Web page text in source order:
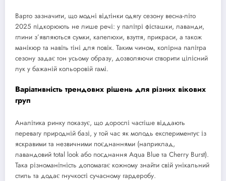
Варто зазначити, що модні відтінки одягу сезону весна-літо
2025 підкорюють не лише речі: у палітрі фісташки, лаванди,
глини з’являються сумки, капелюхи, взуття, прикраси, а також
манікюр та навіть тіні для повік. Таким чином, колірна палітра
сезону задає тон усьому образу, дозволяючи створити цілісний
лук у бажаній кольоровій гамі.
Варіативність трендових рішень для різних вікових
груп
Аналітика ринку показує, що дорослі частіше віддають
перевагу природній базі, у той час як молодь експериментує із
яскравими та незвичними поєднаннями (наприклад,
лавандовий total look або поєднання Aqua Blue та Cherry Burst).
Така різноманітність допомагає кожному знайти свій унікальний
стиль та додає гнучкості сучасному гардеробу.